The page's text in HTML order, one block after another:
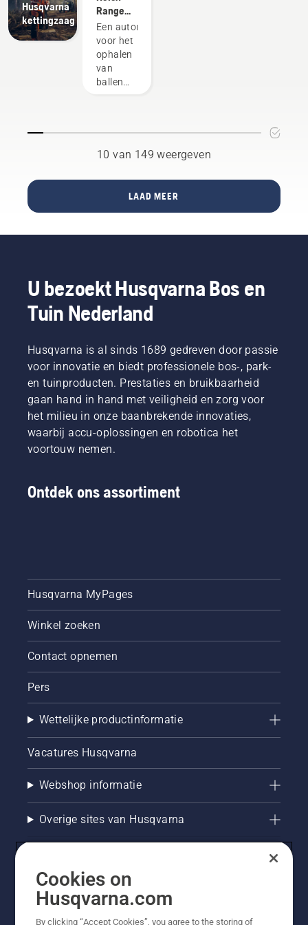
besparen
hiermee
Husqvarna
kettingzaag
en
Liverpool
FC. De
maaikwaliteit
waar
professionals
uw tuin
Husqvarna
Range
Picker™ -
exclusief
gedistribueerd
door
Husqvarna.
Een autonome oplossing
voor het
ophalen
van
ballen
10 van 149 weergeven
LAAD MEER
U bezoekt Husqvarna Bos en
Tuin Nederland
Husqvarna is al sinds 1689 gedreven door passie
voor innovatie en biedt professionele bos-, park-
en tuinproducten. Prestaties en bruikbaarheid
gaan hand in hand met veiligheid en zorg voor
het milieu in onze baanbrekende innovaties,
waarbij accu-oplossingen en robotica het
voortouw nemen.
Ontdek ons assortiment
Husqvarna MyPages
Winkel zoeken
Contact opnemen
Pers
Wettelijke productinformatie
Vacatures Husqvarna
Webshop informatie
Overige sites van Husqvarna
Cookies on
Husqvarna.com
By clicking “Accept Cookies”, you agree to the storing of